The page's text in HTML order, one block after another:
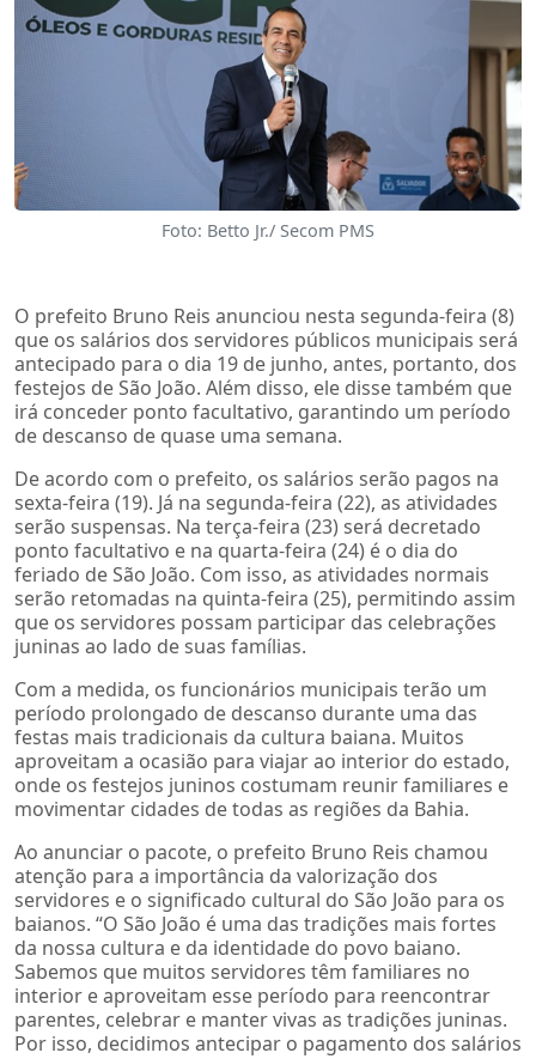
Foto: Betto Jr./ Secom PMS
O prefeito Bruno Reis anunciou nesta segunda-feira (8)
que os salários dos servidores públicos municipais será
antecipado para o dia 19 de junho, antes, portanto, dos
festejos de São João. Além disso, ele disse também que
irá conceder ponto facultativo, garantindo um período
de descanso de quase uma semana.
De acordo com o prefeito, os salários serão pagos na
sexta-feira (19). Já na segunda-feira (22), as atividades
serão suspensas. Na terça-feira (23) será decretado
ponto facultativo e na quarta-feira (24) é o dia do
feriado de São João. Com isso, as atividades normais
serão retomadas na quinta-feira (25), permitindo assim
que os servidores possam participar das celebrações
juninas ao lado de suas famílias.
Com a medida, os funcionários municipais terão um
período prolongado de descanso durante uma das
festas mais tradicionais da cultura baiana. Muitos
aproveitam a ocasião para viajar ao interior do estado,
onde os festejos juninos costumam reunir familiares e
movimentar cidades de todas as regiões da Bahia.
Ao anunciar o pacote, o prefeito Bruno Reis chamou
atenção para a importância da valorização dos
servidores e o significado cultural do São João para os
baianos. “O São João é uma das tradições mais fortes
da nossa cultura e da identidade do povo baiano.
Sabemos que muitos servidores têm familiares no
interior e aproveitam esse período para reencontrar
parentes, celebrar e manter vivas as tradições juninas.
Por isso, decidimos antecipar o pagamento dos salários